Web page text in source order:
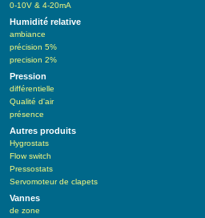
0-10V & 4-20mA
Humidité relative
ambiance
précision 5%
precision 2%
Pression
différentielle
Qualité d'air
présence
Autres produits
Hygrostats
Flow switch
Pressostats
Servomoteur de clapets
Vannes
de zone